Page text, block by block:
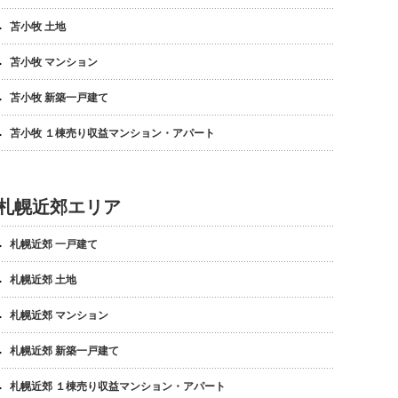
苫小牧 土地
苫小牧 マンション
苫小牧 新築一戸建て
苫小牧 １棟売り収益マンション・アパート
幌近郊エリア
札幌近郊 一戸建て
札幌近郊 土地
札幌近郊 マンション
札幌近郊 新築一戸建て
札幌近郊 １棟売り収益マンション・アパート